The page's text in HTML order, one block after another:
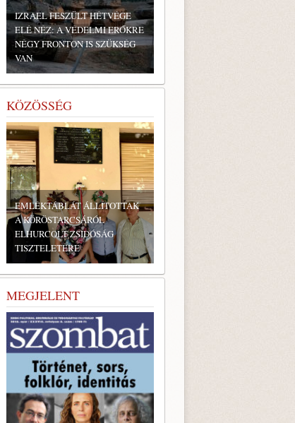
IZRAEL FESZÜLT HÉTVÉGE
ELÉ NÉZ: A VÉDELMI ERŐKRE
NÉGY FRONTON IS SZÜKSÉG
VAN
KÖZÖSSÉG
BONYHÁDI ZSIDÓ NAPOK
MEGJELENT